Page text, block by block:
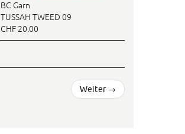
BC Garn
TUSSAH TWEED 09
CHF 20.00
Weiter→